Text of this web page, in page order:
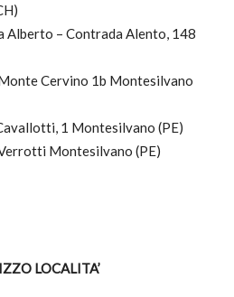
– Contrada Alento, 148
Cervino 1b Montesilvano
1 Montesilvano (PE)
Montesilvano (PE)
LOCALITA’